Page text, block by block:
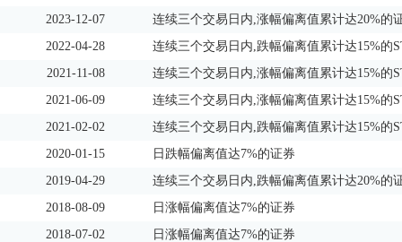
2023-12-07
连续三个交易日内,涨幅偏离值累计达20%的
2022-04-28
连续三个交易日内,跌幅偏离值累计达15%的
2021-11-08
连续三个交易日内,涨幅偏离值累计达15%的
2021-06-09
连续三个交易日内,涨幅偏离值累计达15%的
2021-02-02
连续三个交易日内,跌幅偏离值累计达15%的
2020-01-15
日跌幅偏离值达7%的证券
2019-04-29
连续三个交易日内,跌幅偏离值累计达20%的
2018-08-09
日涨幅偏离值达7%的证券
2018-07-02
日涨幅偏离值达7%的证券